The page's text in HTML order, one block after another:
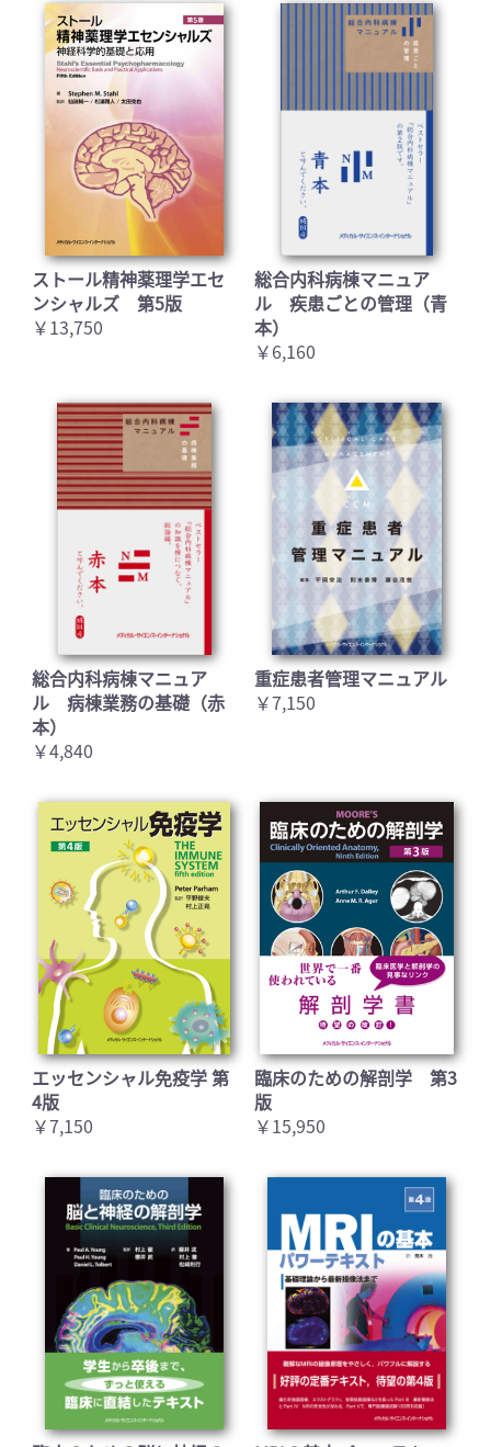
お買い物を続ける カートへ進む
ストール精神薬理学エセ
ンシャルズ 第5版
￥13,750
総合内科病棟マニュア
ル 疾患ごとの管理（青
本）
￥6,160
総合内科病棟マニュア
ル 病棟業務の基礎（赤
本）
￥4,840
重症患者管理マニュアル
￥7,150
エッセンシャル免疫学 第
4版
￥7,150
臨床のための解剖学 第3
版
￥15,950